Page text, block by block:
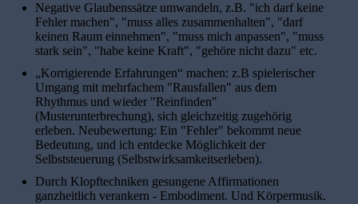
Negative Glaubenssätze umwandeln, z.B. "ich darf keine
Fehler machen", "muss alles zusammenhalten", "darf
keinen Raum einnehmen", "muss mich anpassen", "muss
stark sein", "habe keine Kraft", "gehöre nicht dazu" etc.
„Korrigierende Erfahrungen“ machen: z.B spielerischer
Umgang mit mehrfachem "Rausfallen" aus dem
Rhythmus und wieder "Reinfinden"
(Musterunterbrechung), sich gleichzeitig zugehörig
erleben. Neubewertung: Ein "Fehler" bekommt neue
Bedeutung, und ich entdecke Möglichkeit der
Selbststeuerung (Selbstwirksamkeitserleben).
Durch Klopftechniken gesungene Affirmationen
ganzheitlich verankern - Embodiment. Und Körpermusik.